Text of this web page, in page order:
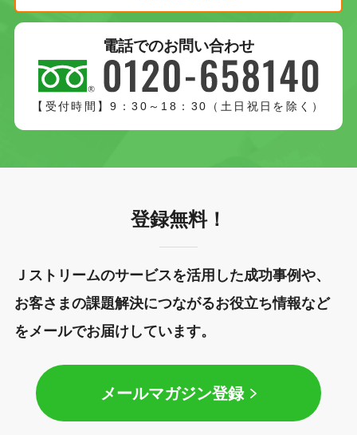
電話でのお問い合わせ
【受付時間】9：30～18：30（土日祝日を除く）
登録無料！
Ｊストリームのサービスを活用した成功事例や、
お客さまの課題解決につながるお役立ち情報など
をメールでお届けしています。
メールマガジン登録